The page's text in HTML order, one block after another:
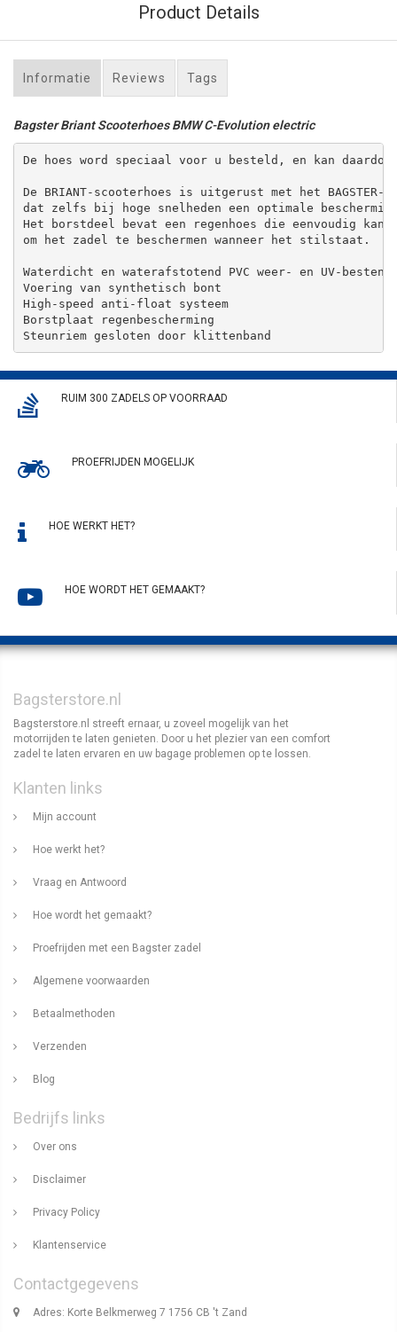
Product Details
Informatie Reviews Tags
Bagster Briant Scooterhoes BMW C-Evolution electric
De hoes word speciaal voor u besteld, en kan
De BRIANT-scooterhoes is uitgerust met het
dat zelfs bij hoge snelheden een optimale
Het borstdeel bevat een regenhoes die eenvoudig kan
om het zadel te beschermen wanneer het stilstaat.
Waterdicht en waterafstotend PVC weer- en UV-
Voering van synthetisch bont
High-speed anti-float systeem
Borstplaat regenbescherming
Steunriem gesloten door klittenband
RUIM 300 ZADELS OP VOORRAAD
PROEFRIJDEN MOGELIJK
HOE WERKT HET?
HOE WORDT HET GEMAAKT?
Bagsterstore.nl
Bagsterstore.nl streeft ernaar, u zoveel mogelijk van het
motorrijden te laten genieten. Door u het plezier van een comfort
zadel te laten ervaren en uw bagage problemen op te lossen.
Klanten links
Mijn account
Hoe werkt het?
Vraag en Antwoord
Hoe wordt het gemaakt?
Proefrijden met een Bagster zadel
Algemene voorwaarden
Betaalmethoden
Verzenden
Blog
Bedrijfs links
Over ons
Disclaimer
Privacy Policy
Klantenservice
Contactgegevens
Adres: Korte Belkmerweg 7 1756 CB 't Zand